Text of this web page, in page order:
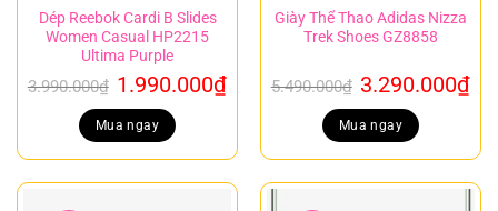
Dép Reebok Cardi B Slides
Women Casual HP2215
Ultima Purple
3.990.000₫ Giá
gốc
là:
3.990.000₫.
1.990.000₫Giá
là:
Mua ngay
Giày Thể Thao Adidas Nizza
Trek Shoes GZ8858
5.490.000₫ Giá
gốc
là:
5.490.000₫.
3.290.000₫
là:
Mua ngay